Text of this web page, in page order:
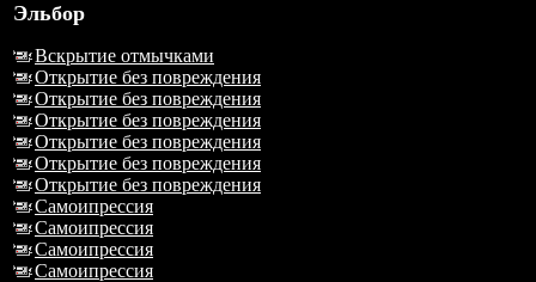
Эльбор
Вскрытие отмычками
Открытие без повреждения
Открытие без повреждения
Открытие без повреждения
Открытие без повреждения
Открытие без повреждения
Открытие без повреждения
Самоипрессия
Самоипрессия
Самоипрессия
Самоипрессия